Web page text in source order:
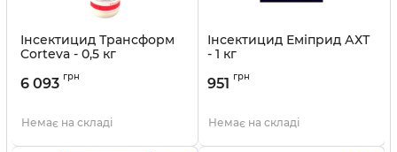
Інсектицид Трансформ
Corteva - 0,5 кг
6 093 грн
Немає на складі
Інсектицид Еміприд АХТ
- 1 кг
951 грн
Немає на складі